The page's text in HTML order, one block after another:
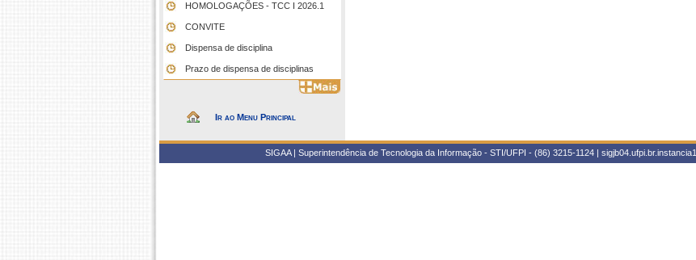
HOMOLOGAÇÕES - TCC I 2026.1
CONVITE
Dispensa de disciplina
Prazo de dispensa de disciplinas
Ir ao Menu Principal
SIGAA | Superintendência de Tecnologia da Informação - STI/UFPI - (86) 3215-1124 | sigjb04.ufpi.br.instancia1